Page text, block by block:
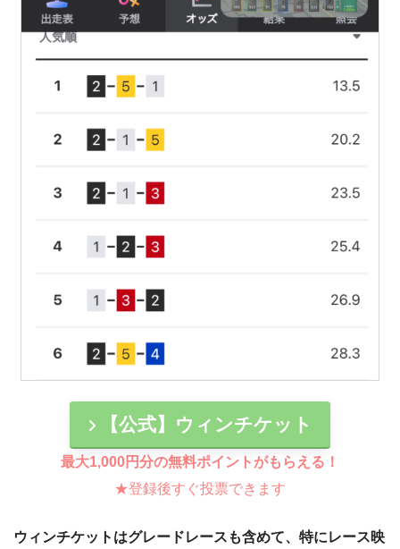
【公式】ウィンチケット
最大1,000円分の無料ポイントがもらえる！
★登録後すぐ投票できます
ウィンチケットはグレードレースも含めて、特にレース映